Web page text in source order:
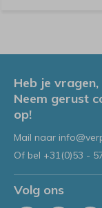
Heb je
Neem gerust
op!
Mail naar
Of bel +31(0)53 -
Volg ons